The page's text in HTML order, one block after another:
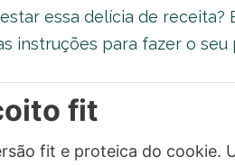
essa delícia de receita?
instruções para fazer o
fit
fit e proteica do cookie.